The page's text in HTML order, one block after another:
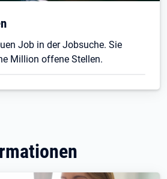
Job in der Jobsuche. Sie
Million offene Stellen.